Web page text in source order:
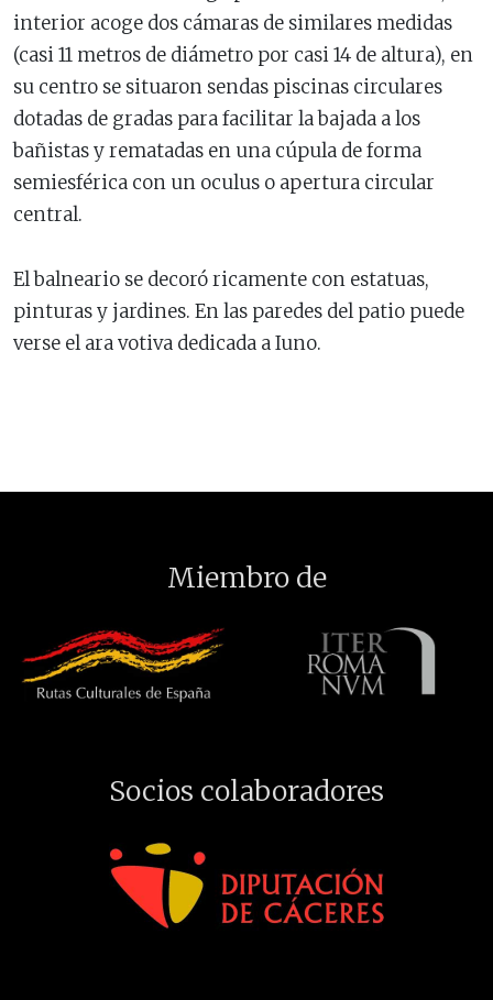
interior acoge dos cámaras de similares medidas
(casi 11 metros de diámetro por casi 14 de altura), en
su centro se situaron sendas piscinas circulares
dotadas de gradas para facilitar la bajada a los
bañistas y rematadas en una cúpula de forma
semiesférica con un oculus o apertura circular
central.
El balneario se decoró ricamente con estatuas,
pinturas y jardines. En las paredes del patio puede
verse el ara votiva dedicada a Iuno.
Miembro de
Socios colaboradores